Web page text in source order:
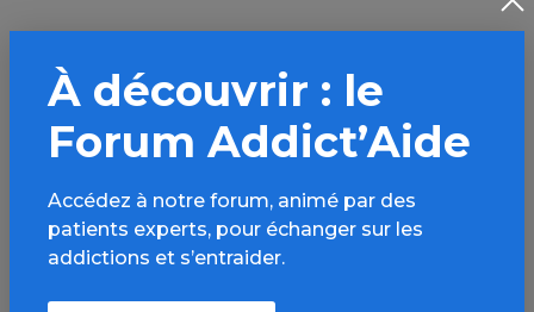
Facebook X
LinkedIn Mail
À découvrir : le
Forum Addict’Aide
Accédez à notre forum, animé par des
patients experts, pour échanger sur les
addictions et s’entraider.